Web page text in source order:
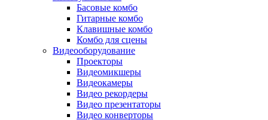
Басовые комбо
Гитарные комбо
Клавишные комбо
Комбо для сцены
Видеооборудование
Проекторы
Видеомикшеры
Видеокамеры
Видео рекордеры
Видео презентаторы
Видео конверторы